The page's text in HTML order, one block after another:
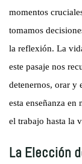
momentos
tomamos
la reflexión. La
este pasaje nos
detenernos, orar y
esta enseñanza en
el trabajo hasta la
La Elección